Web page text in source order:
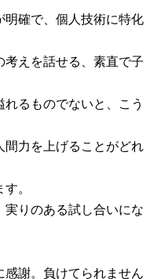
明確で、個人技術に特化
えを話せる、素直で子
るものでないと、こう
間力を上げることがどれ
。
りのある試し合いにな
感謝。負けてられません